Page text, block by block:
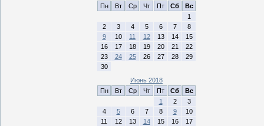
Пн
Вт Ср Чт Пт Сб
Вс
1
2
3 4 5 6 7
8
9
10 11 12 13 14
15
16
17 18 19 20 21
22
23
24 25 26 27 28
29
30
Июнь 2018
Пн
Вт Ср Чт Пт Сб
Вс
1
2
3
4
5 6 7 8 9
10
11
12 13 14 15 16
17